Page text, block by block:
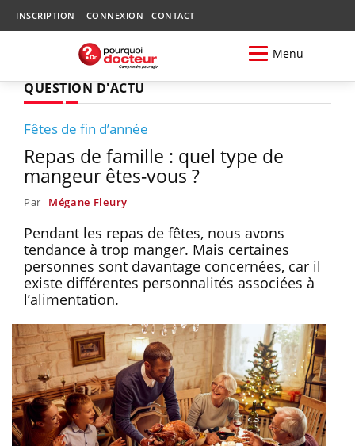
INSCRIPTION CONNEXION CONTACT
Menu
QUESTION D'ACTU
Fêtes de fin d’année
Repas de famille : quel type de
mangeur êtes-vous ?
Par Mégane Fleury
Pendant les repas de fêtes, nous avons
tendance à trop manger. Mais certaines
personnes sont davantage concernées, car il
existe différentes personnalités associées à
l’alimentation.